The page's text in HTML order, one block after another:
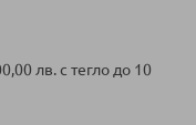
лв. с тегло до 10